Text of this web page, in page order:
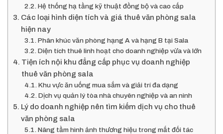
Hệ thống hạ tầng kỹ thuật đồng bộ và cao cấp
Các loại hình diện tích và giá thuê văn phòng sala
hiện nay
Phân khúc văn phòng hạng A và hạng B tại Sala
Diện tích thuê linh hoạt cho doanh nghiệp vừa và lớn
Tiện ích nội khu đẳng cấp phục vụ doanh nghiệp
thuê văn phòng sala
Khu vực ăn uống mua sắm và giải trí đa dạng
Dịch vụ quản lý tòa nhà chuyên nghiệp và an ninh
Lý do doanh nghiệp nên tìm kiếm dịch vụ cho thuê
văn phòng sala
Nâng tầm hình ảnh thương hiệu trong mắt đối tác